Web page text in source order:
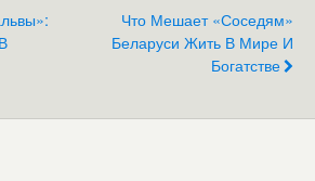
Что Мешает «соседям»
Беларуси Жить В Мире И
Богатстве